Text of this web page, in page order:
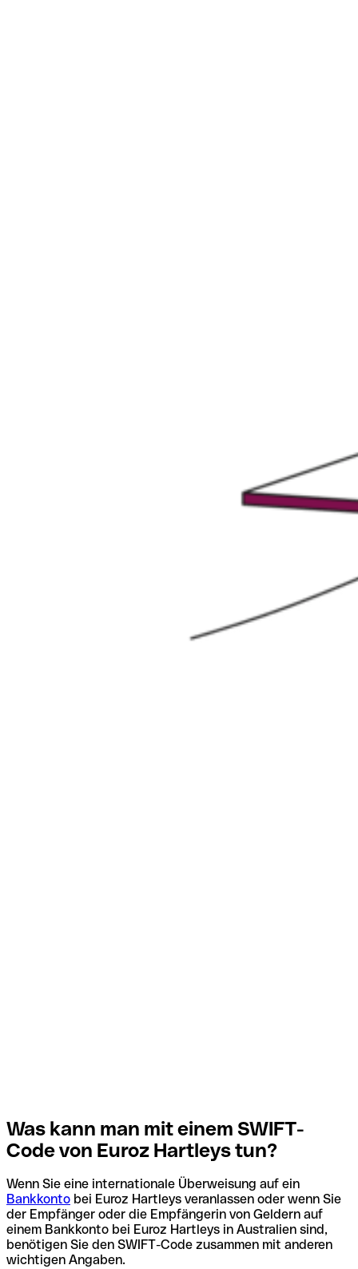
Was kann man mit einem SWIFT-
Code von Euroz Hartleys tun?
Wenn Sie eine internationale Überweisung auf ein
Bankkonto bei Euroz Hartleys veranlassen oder wenn Sie
der Empfänger oder die Empfängerin von Geldern auf
einem Bankkonto bei Euroz Hartleys in Australien sind,
benötigen Sie den SWIFT-Code zusammen mit anderen
wichtigen Angaben.